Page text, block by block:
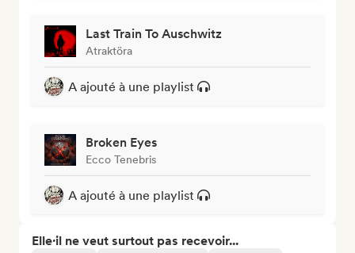
Last Train To Auschwitz
Atraktöra
A ajouté à une playlist
Broken Eyes
Ecco Tenebris
A ajouté à une playlist
Elle·il ne veut surtout pas recevoir...